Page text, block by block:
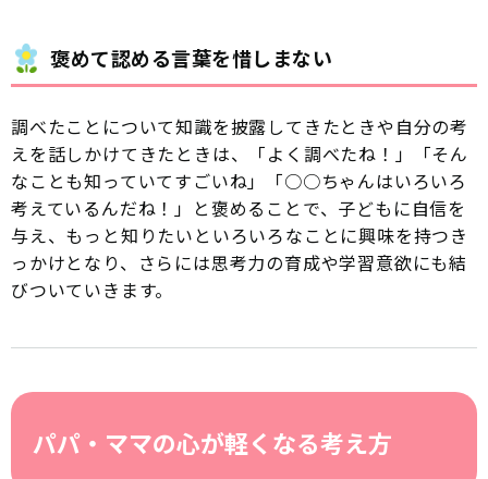
褒めて認める言葉を惜しまない
調べたことについて知識を披露してきたときや自分の考
えを話しかけてきたときは、「よく調べたね！」「そん
なことも知っていてすごいね」「○○ちゃんはいろいろ
考えているんだね！」と褒めることで、子どもに自信を
与え、もっと知りたいといろいろなことに興味を持つき
っかけとなり、さらには思考力の育成や学習意欲にも結
びついていきます。
パパ・ママの心が軽くなる考え方